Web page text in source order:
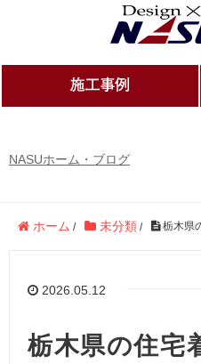
NASUホーム・ブログ
ホーム / 未分類 / 栃木県
2026.05.12
栃木県の住宅